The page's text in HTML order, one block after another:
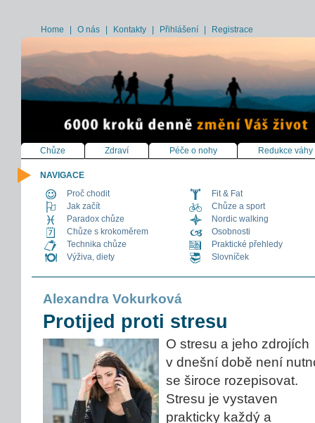
Home O nás Kontakty Přihlášení Registrace
NAVIGACE
Proč chodit
Fit & Fat
Jak začít
Chůze a sport
Paradox chůze
Nordic walking
Chůze s krokoměrem
Osobnosti
Technika chůze
Praktické přehledy
Výživa, diety
Slovníček
Alexandra Vokurková
Protijed proti stresu
O stresu a jeho zdrojích
v dnešní době není
se široce rozepisovat.
Stresu je vystaven
prakticky každý a
Chůze Zdraví Péče o nohy Redukce váhy